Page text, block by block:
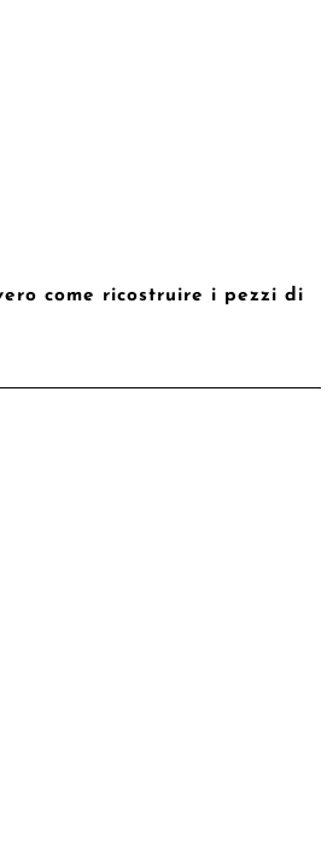
come ricostruire i pezzi di